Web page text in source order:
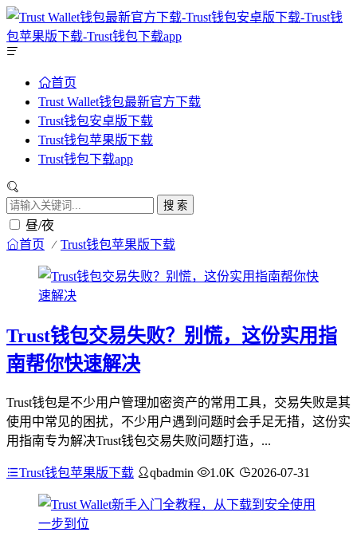
首页
Trust Wallet钱包最新官方下载
Trust钱包安卓版下载
Trust钱包苹果版下载
Trust钱包下载app
搜 索
昼/夜
首页 Trust钱包苹果版下载
Trust钱包交易失败？别慌，这份实用指
南帮你快速解决
Trust钱包是不少用户管理加密资产的常用工具，交易失败是其
使用中常见的困扰，不少用户遇到问题时会手足无措，这份实
用指南专为解决Trust钱包交易失败问题打造，...
Trust钱包苹果版下载 qbadmin 1.0K 2026-07-31